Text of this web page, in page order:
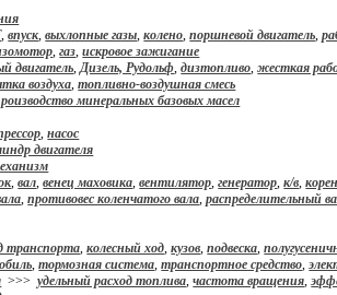
,впуск,выхлопные газы,колено,поршневой двигатель,
,газ,искровое зажигание
двигатель,Дизель, Рудольф,дизтопливо,жесткая
воздуха,топливно-воздушная смесь
минеральных базовых масел
,насос
двигателя
,вал,венец маховика,вентилятор,генератор,к/в,
,противовес коленчатого вала,распределительный
транспорта,колесный ход,кузов,подвеска,
,тормозная система,транспортное средство,
>>>удельный расход топлива,частота вращения,